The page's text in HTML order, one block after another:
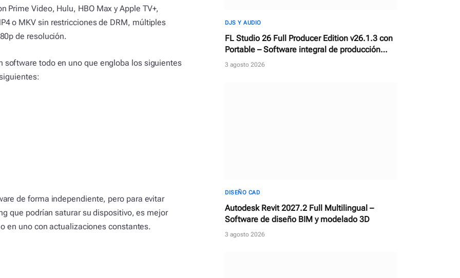
Video, Hulu, HBO Max y Apple TV+,
o MKV sin restricciones de DRM, múltiples
de resolución.
software todo en uno que engloba los siguientes
de forma independiente, pero para evitar
que podrían saturar su dispositivo, es mejor
en uno con actualizaciones constantes.
DJS Y AUDIO
FL Studio 26 Full Producer Edition v26.1.3 con
Portable – Software integral de producción
musical y estación de trabajo de audio digital
3 agosto 2026
DISEÑO CAD
Autodesk Revit 2027.2 Full Multilingual –
Software de diseño BIM y modelado 3D
3 agosto 2026